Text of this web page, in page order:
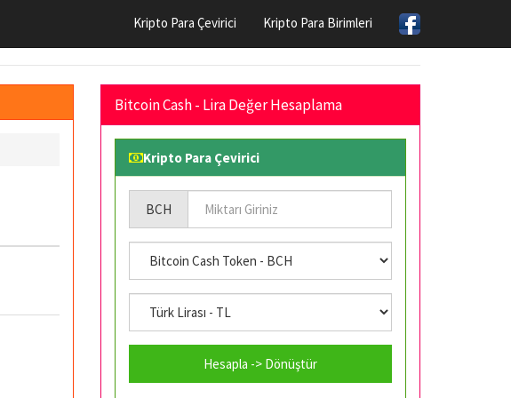
Kripto Para Çevirici Kripto Para Birimleri
Bitcoin Cash - Lira Değer Hesaplama
Kripto Para Çevirici
BCH
Hesapla -> Dönüştür